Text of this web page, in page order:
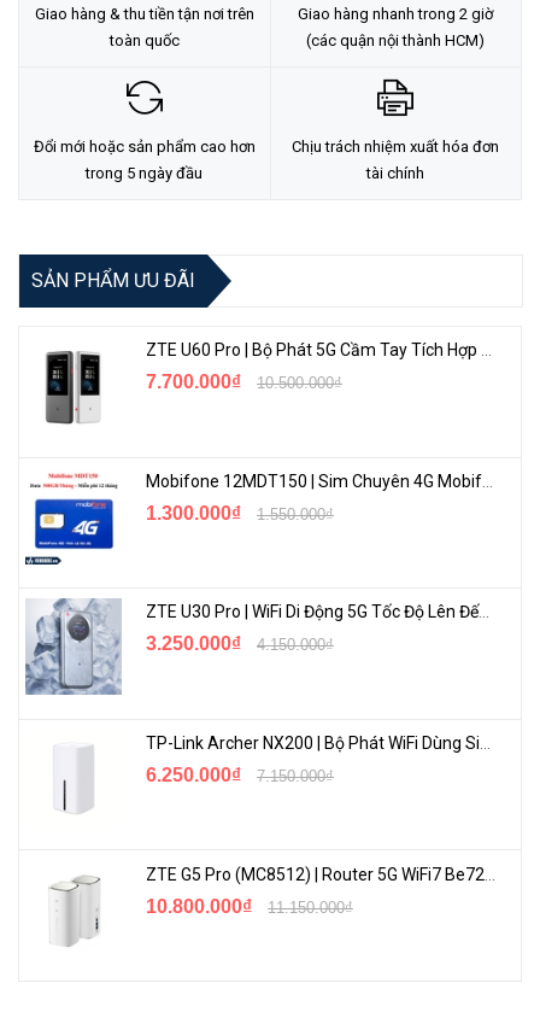
Giao hàng & thu tiền tận nơi trên
toàn quốc
Giao hàng nhanh trong 2 giờ
(các quận nội thành HCM)
Đổi mới hoặc sản phẩm cao hơn
trong 5 ngày đầu
Chịu trách nhiệm xuất hóa đơn
tài chính
SẢN PHẨM ƯU ĐÃI
ZTE U60 Pro | Bộ Phát 5G Cầm Tay Tích Hợp Công Nghệ WiFi 7, Pin 10000mAh
7.700.000₫ 10.500.000₫
1.300.000₫ 1.550.000₫
ZTE U30 Pro | WiFi Di Động 5G Tốc Độ Lên Đến 500Mbps, Màn Hình Cảm Ứng
3.250.000₫ 4.150.000₫
6.250.000₫ 7.150.000₫
10.800.000₫ 11.150.000₫